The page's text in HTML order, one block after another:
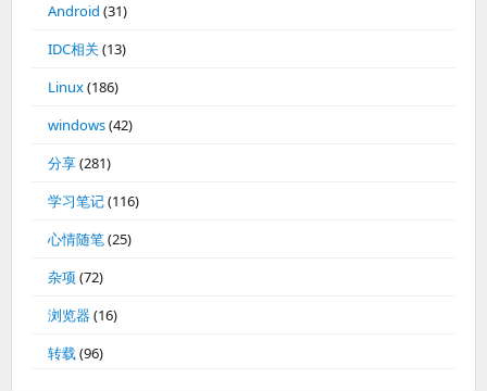
Android (31)
IDC相关(13)
Linux(186)
windows(42)
分享(281)
学习笔记(116)
心情随笔(25)
杂项 (72)
浏览器(16)
转载(96)